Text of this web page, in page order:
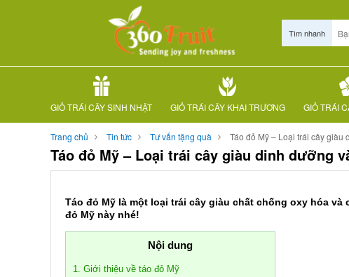
Tìm nhanh
GIỎ TRÁI CÂY SINH NHẬT GIỎ TRÁI CÂY KHAI TRƯƠNG GIỎ TRÁI
Trang chủ Tin tức Tư vấn tặng quà Táo đỏ Mỹ – Loại trái cây giàu
Táo đỏ Mỹ – Loại trái cây giàu dinh dưỡng
Táo đỏ Mỹ là một loại trái cây giàu chất chống oxy hóa
đỏ Mỹ này nhé!
Nội dung
1. Giới thiệu về táo đỏ Mỹ